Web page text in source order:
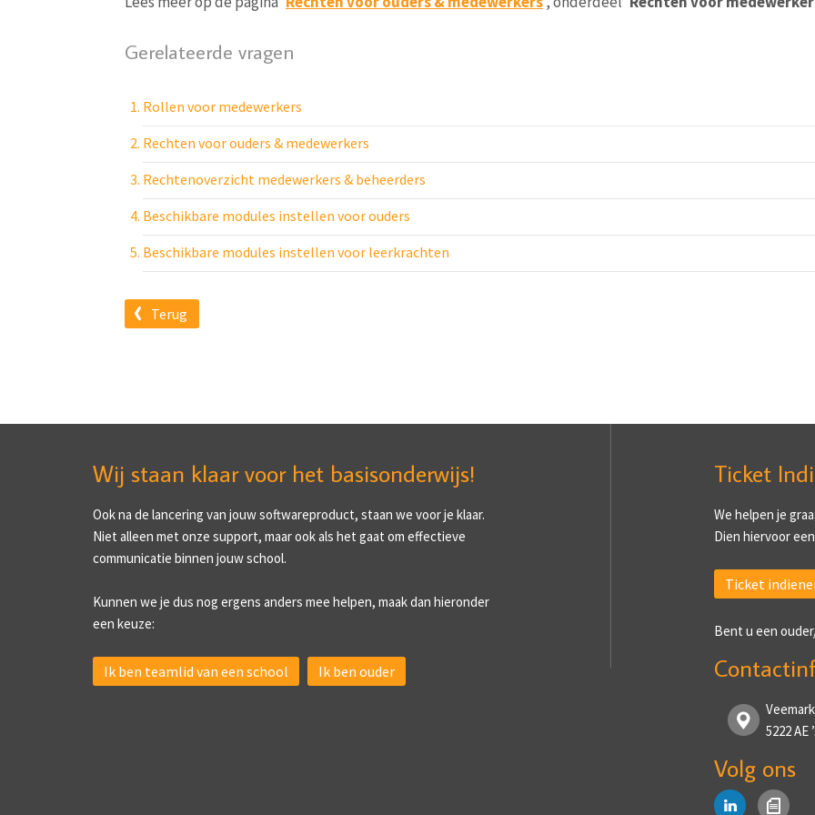
Gerelateerde vragen
Rollen voor medewerkers
Rechten voor ouders & medewerkers
Rechtenoverzicht medewerkers & beheerders
Beschikbare modules instellen voor ouders
Beschikbare modules instellen voor leerkrachten
Terug
Wij staan klaar voor het basisonderwijs!
Ook na de lancering van jouw softwareproduct, staan we voor je klaar.
Niet alleen met onze support, maar ook als het gaat om effectieve
communicatie binnen jouw school.
Kunnen we je dus nog ergens anders mee helpen, maak dan hieronder
een keuze:
Ik ben teamlid van een school Ik ben ouder
Ticket
We helpen je
Dien hiervoor
Ticket
Bent u een
5222
Volg ons